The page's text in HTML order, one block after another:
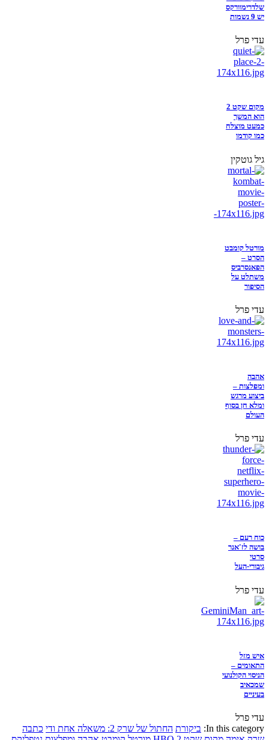
שלדרימוורקס
יש 9 נשמות
עדי פרל
מקום שקט 2
הוא המשך
כמעט מוצלח
כמו קודמו
גיל גוטקין
מורטל קומבט
הסרט –
הפאנסרביס
משתלט על
הסיפור
עדי פרל
אהבה
ומפלצות –
ביצוע מרגש
ומלא חן בסוף
העולם
עדי פרל
כוח רעם –
בושה לז'אנר
סרטי
גיבורי-העל
עדי פרל
איש מזל
התאומים –
הניסוי הקולנועי
שמכאיב
בעיניים
עדי פרל
In this category: ביקורת החתול של שרק 2: משאלה אחת ודי
כתבה